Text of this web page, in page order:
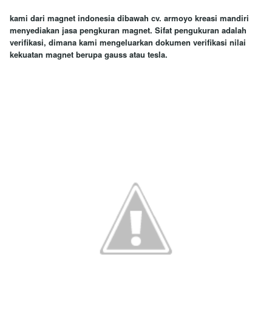
kami dari magnet indonesia dibawah cv. armoyo kreasi mandiri
menyediakan jasa pengkuran magnet. Sifat pengukuran adalah
verifikasi, dimana kami mengeluarkan dokumen verifikasi nilai
kekuatan magnet berupa gauss atau tesla.